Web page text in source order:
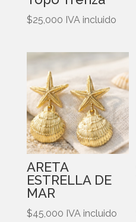
$25,000 IVA incluido
ARETA
ESTRELLA DE
MAR
$45,000 IVA incluido